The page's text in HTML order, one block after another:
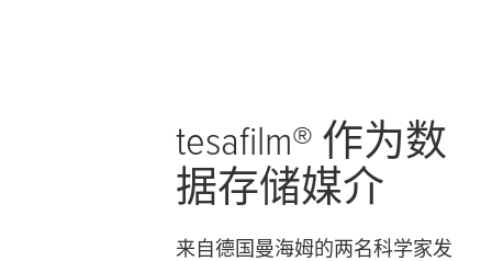
tesafilm® 作为数
据存储媒介
来自德国曼海姆的两名科学家发